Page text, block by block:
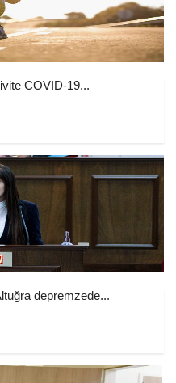
COVID-19...
depremzede...